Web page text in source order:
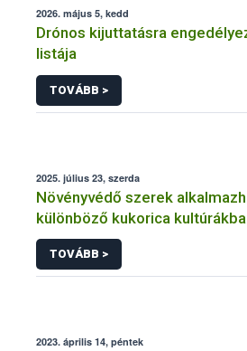
2026. május 5, kedd
Drónos kijuttatásra
listája
TOVÁBB >
2025. július 23, szerda
Növényvédő szerek
különböző kukorica
TOVÁBB >
2023. április 14, péntek